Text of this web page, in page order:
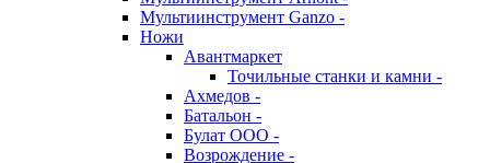
Мультиинструмент Ganzo -
Ножи
Авантмаркет
Точильные станки и камни -
Ахмедов -
Батальон -
Булат ООО -
Возрождение -